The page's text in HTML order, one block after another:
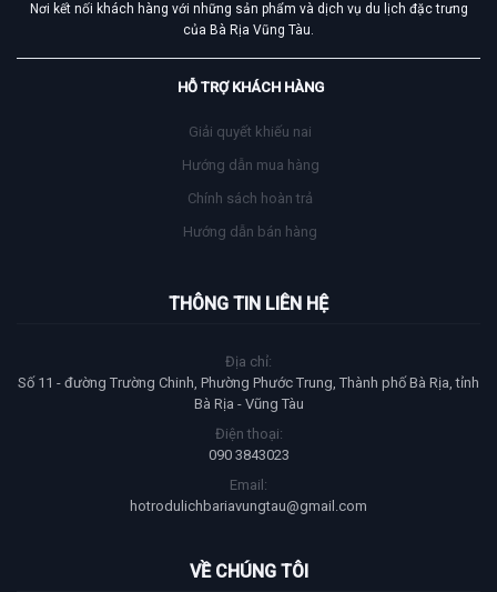
Nơi kết nối khách hàng với những sản phẩm và dịch vụ du lịch đặc trưng
của Bà Rịa Vũng Tàu.
HỖ TRỢ KHÁCH HÀNG
Giải quyết khiếu nai
Hướng dẫn mua hàng
Chính sách hoàn trả
Hướng dẫn bán hàng
THÔNG TIN LIÊN HỆ
Địa chỉ:
Số 11 - đường Trường Chinh, Phường Phước Trung, Thành phố Bà Rịa, tỉnh
Bà Rịa - Vũng Tàu
Điện thoại:
090 3843023
Email:
hotrodulichbariavungtau@gmail.com
VỀ CHÚNG TÔI